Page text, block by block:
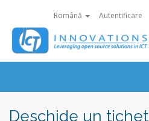
Română Autentificare
Deschide un tichet